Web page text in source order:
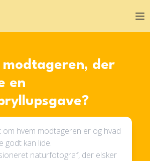
modtageren, der
en